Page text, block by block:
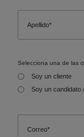
Selecciona una de las
Soy un cliente
Soy un candidato